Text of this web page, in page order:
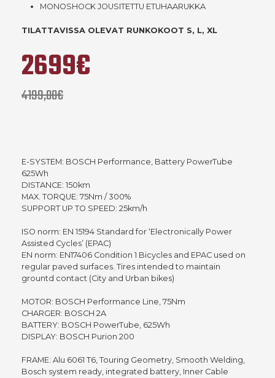
MONOSHOCK JOUSITETTU ETUHAARUKKA
TILATTAVISSA OLEVAT RUNKOKOOT S, L, XL
2699€
4199,00€
E-SYSTEM: BOSCH Performance, Battery PowerTube
625Wh
DISTANCE: 150km
MAX. TORQUE: 75Nm / 300%
SUPPORT UP TO SPEED: 25km/h
ISO norm: EN 15194 Standard for ‘Electronically Power
Assisted Cycles’ (EPAC)
EN norm: EN17406 Condition 1 Bicycles and EPAC used on
regular paved surfaces. Tires intended to maintain
grountd contact (City and Urban bikes)
MOTOR: BOSCH Performance Line, 75Nm
CHARGER: BOSCH 2A
BATTERY: BOSCH PowerTube, 625Wh
DISPLAY: BOSCH Purion 200
FRAME: Alu 6061 T6, Touring Geometry, Smooth Welding,
Bosch system ready, integrated battery, Inner Cable